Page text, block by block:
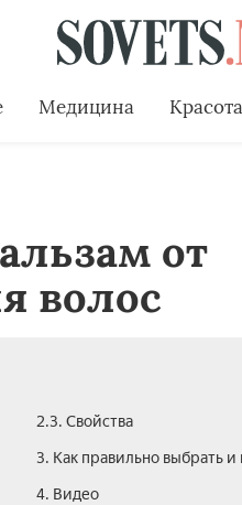
Медицина Красота
от
волос
2.3. Свойства
3. Как правильно выбрать и
4. Видео